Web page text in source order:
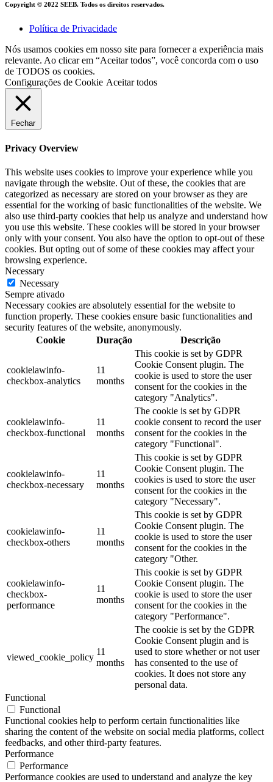
Copyright © 2022 SEEB. Todos os direitos reservados.
Política de Privacidade
Nós usamos cookies em nosso site para fornecer a experiência mais
relevante. Ao clicar em “Aceitar todos”, você concorda com o uso
de TODOS os cookies.
Configurações de Cookie Aceitar todos
Fechar
Privacy Overview
This website uses cookies to improve your experience while you
navigate through the website. Out of these, the cookies that are
categorized as necessary are stored on your browser as they are
essential for the working of basic functionalities of the website. We
also use third-party cookies that help us analyze and understand how
you use this website. These cookies will be stored in your browser
only with your consent. You also have the option to opt-out of these
cookies. But opting out of some of these cookies may affect your
browsing experience.
Necessary
Necessary
Sempre ativado
Necessary cookies are absolutely essential for the website to
function properly. These cookies ensure basic functionalities and
security features of the website, anonymously.
Cookie
Duração Descrição
cookielawinfo-
checkbox-analytics
11
months
This cookie is set by GDPR
Cookie Consent plugin. The
cookie is used to store the user
consent for the cookies in the
category "Analytics".
cookielawinfo-
checkbox-functional
11
months
The cookie is set by GDPR
cookie consent to record the user
consent for the cookies in the
category "Functional".
cookielawinfo-
checkbox-necessary
11
months
This cookie is set by GDPR
Cookie Consent plugin. The
cookies is used to store the user
consent for the cookies in the
category "Necessary".
cookielawinfo-
checkbox-others
11
months
This cookie is set by GDPR
Cookie Consent plugin. The
cookie is used to store the user
consent for the cookies in the
category "Other.
cookielawinfo-
checkbox-
performance
11
months
This cookie is set by GDPR
Cookie Consent plugin. The
cookie is used to store the user
consent for the cookies in the
category "Performance".
viewed_cookie_policy
11
months
The cookie is set by the GDPR
Cookie Consent plugin and is
used to store whether or not user
has consented to the use of
cookies. It does not store any
personal data.
Functional
Functional
Functional cookies help to perform certain functionalities like
sharing the content of the website on social media platforms, collect
feedbacks, and other third-party features.
Performance
Performance
Performance cookies are used to understand and analyze the key